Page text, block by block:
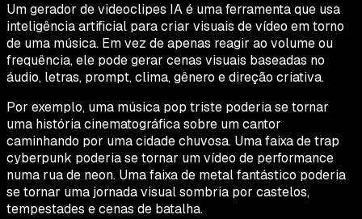
Um gerador de videoclipes IA é uma ferramenta que usa
inteligência artificial para criar visuais de vídeo em torno
de uma música. Em vez de apenas reagir ao volume ou
frequência, ele pode gerar cenas visuais baseadas no
áudio, letras, prompt, clima, gênero e direção criativa.
Por exemplo, uma música pop triste poderia se tornar
uma história cinematográfica sobre um cantor
caminhando por uma cidade chuvosa. Uma faixa de trap
cyberpunk poderia se tornar um vídeo de performance
numa rua de neon. Uma faixa de metal fantástico poderia
se tornar uma jornada visual sombria por castelos,
tempestades e cenas de batalha.